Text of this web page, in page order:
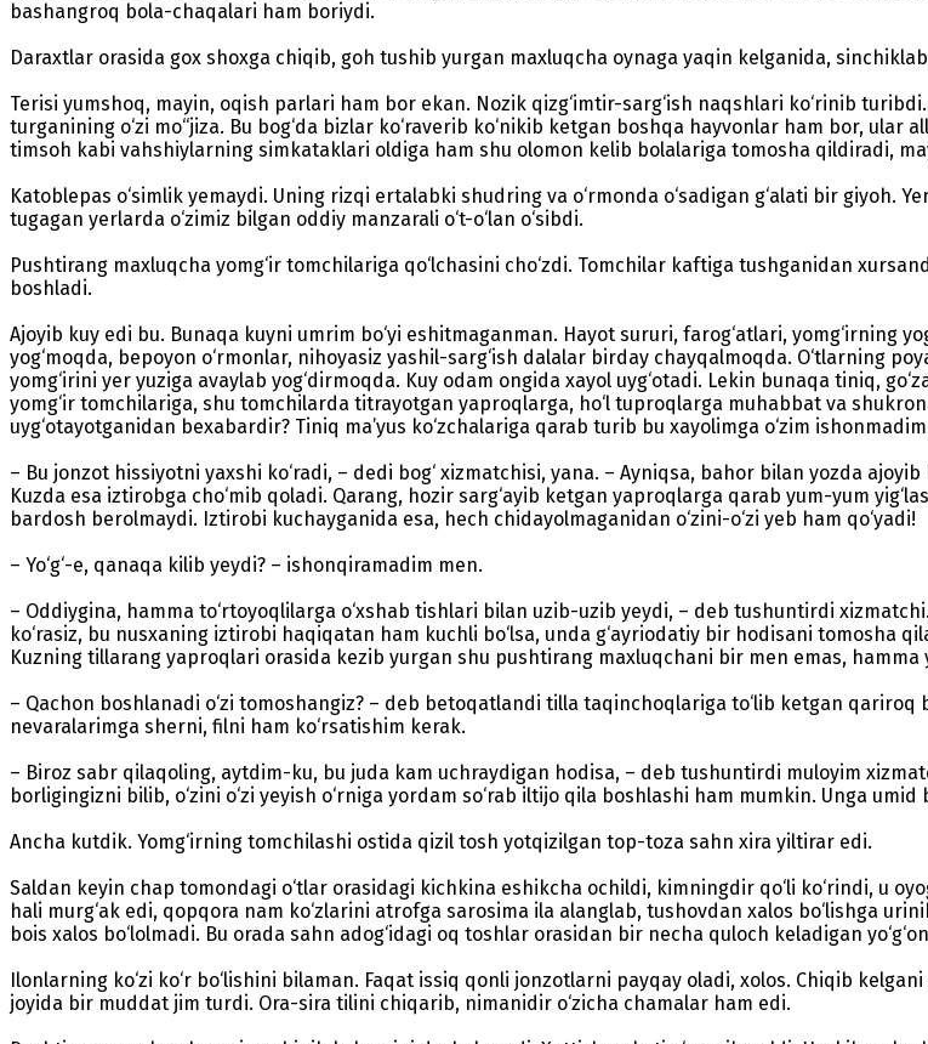
bashangroq bola-chaqalari ham boriydi.
Daraxtlar orasida gox shoxga chiqib, goh tushib yurgan maxluqcha oynaga yaqin kelganida,
Terisi yumshoq, mayin, oqish parlari ham bor ekan. Nozik qizg‘imtir-sarg‘ish naqshlari ko‘rinib
turganining o‘zi mo‘‘jiza. Bu bog‘da bizlar ko‘raverib ko‘nikib ketgan boshqa hayvonlar ham bor,
timsoh kabi vahshiylarning simkataklari oldiga ham shu olomon kelib bolalariga tomosha qildiradi,
Katoblepas o‘simlik yemaydi. Uning rizqi ertalabki shudring va o‘rmonda o‘sadigan g‘alati bir giyoh.
tugagan yerlarda o‘zimiz bilgan oddiy manzarali o‘t-o‘lan o‘sibdi.
Pushtirang maxluqcha yomg‘ir tomchilariga qo‘lchasini cho‘zdi. Tomchilar kaftiga tushganidan
boshladi.
Ajoyib kuy edi bu. Bunaqa kuyni umrim bo‘yi eshitmaganman. Hayot sururi, farog‘atlari, yomg‘irning
yog‘moqda, bepoyon o‘rmonlar, nihoyasiz yashil-sarg‘ish dalalar birday chayqalmoqda. O‘tlarning
yomg‘irini yer yuziga avaylab yog‘dirmoqda. Kuy odam ongida xayol uyg‘otadi. Lekin bunaqa tiniq,
yomg‘ir tomchilariga, shu tomchilarda titrayotgan yaproqlarga, ho‘l tuproqlarga muhabbat va
uyg‘otayotganidan bexabardir? Tiniq ma’yus ko‘zchalariga qarab turib bu xayolimga o‘zim
– Bu jonzot hissiyotni yaxshi ko‘radi, – dedi bog‘ xizmatchisi, yana. – Ayniqsa, bahor bilan yozda
Kuzda esa iztirobga cho‘mib qoladi. Qarang, hozir sarg‘ayib ketgan yaproqlarga qarab yum-yum
bardosh berolmaydi. Iztirobi kuchayganida esa, hech chidayolmaganidan o‘zini-o‘zi yeb ham qo‘yadi!
– Yo‘g‘-e, qanaqa kilib yeydi? – ishonqiramadim men.
– Oddiygina, hamma to‘rtoyoqlilarga o‘xshab tishlari bilan uzib-uzib yeydi, – deb tushuntirdi
ko‘rasiz, bu nusxaning iztirobi haqiqatan ham kuchli bo‘lsa, unda g‘ayriodatiy bir hodisani tomosha
Kuzning tillarang yaproqlari orasida kezib yurgan shu pushtirang maxluqchani bir men emas,
– Qachon boshlanadi o‘zi tomoshangiz? – deb betoqatlandi tilla taqinchoqlariga to‘lib ketgan qariroq
nevaralarimga sherni, filni ham ko‘rsatishim kerak.
– Biroz sabr qilaqoling, aytdim-ku, bu juda kam uchraydigan hodisa, – deb tushuntirdi muloyim
borligingizni bilib, o‘zini o‘zi yeyish o‘rniga yordam so‘rab iltijo qila boshlashi ham mumkin. Unga
Ancha kutdik. Yomg‘irning tomchilashi ostida qizil tosh yotqizilgan top-toza sahn xira yiltirar edi.
Saldan keyin chap tomondagi o‘tlar orasidagi kichkina eshikcha ochildi, kimningdir qo‘li ko‘rindi, u
hali murg‘ak edi, qopqora nam ko‘zlarini atrofga sarosima ila alanglab, tushovdan xalos bo‘lishga
bois xalos bo‘lolmadi. Bu orada sahn adog‘idagi oq toshlar orasidan bir necha quloch keladigan
Ilonlarning ko‘zi ko‘r bo‘lishini bilaman. Faqat issiq qonli jonzotlarni payqay oladi, xolos. Chiqib
joyida bir muddat jim turdi. Ora-sira tilini chiqarib, nimanidir o‘zicha chamalar ham edi.